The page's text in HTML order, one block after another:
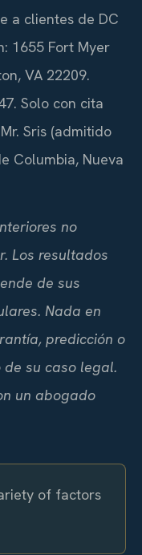
a clientes de DC
1655 Fort Myer
VA 22209.
Solo con cita
Sris (admitido
Columbia, Nueva
no
Los resultados
de sus
Nada en
predicción o
su caso legal.
un abogado
of factors